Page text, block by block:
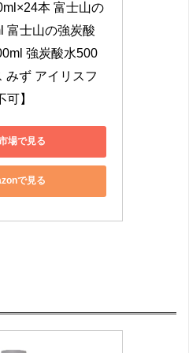
本 富士山の
富士山の強炭酸
強炭酸水500
みず アイリスフ
】
場で見る
で見る